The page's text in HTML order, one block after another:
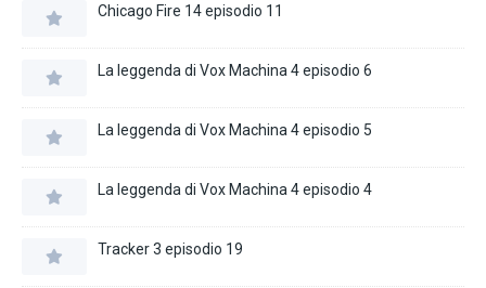
Chicago Fire 14 episodio 11
La leggenda di Vox Machina 4 episodio 6
La leggenda di Vox Machina 4 episodio 5
La leggenda di Vox Machina 4 episodio 4
Tracker 3 episodio 19